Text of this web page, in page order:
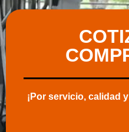
¡Por servicio, calidad